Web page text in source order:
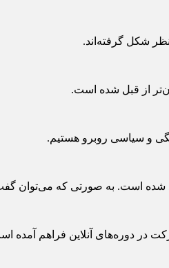
شکل‌ گرفته‌اند.
از قبل شده است.
و سیاسی روبرو هستیم.
است. به صورتی که می‌توان گفت
در دوره‌های آنلاین فراهم آمده